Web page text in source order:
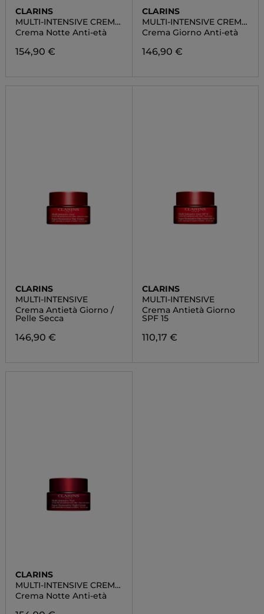
CLARINS
MULTI-INTENSIVE CREMA
ANTIETÀ NOTTE TUTTI I
TIPI DI PELLE
Crema Notte Anti-età
154,90 €
CLARINS
MULTI-INTENSIVE CREMA
ANTIETÀ GIORNO TUTTI I
TIPI DI PELLE
Crema Giorno Anti-età
146,90 €
CLARINS
MULTI-INTENSIVE
Crema Antietà Giorno /
Pelle Secca
146,90 €
CLARINS
MULTI-INTENSIVE
Crema Antietà Giorno
SPF 15
110,17 €
CLARINS
MULTI-INTENSIVE CREMA
ANTIETÀ NOTTE PELLE
SECCA
Crema Notte Anti-età